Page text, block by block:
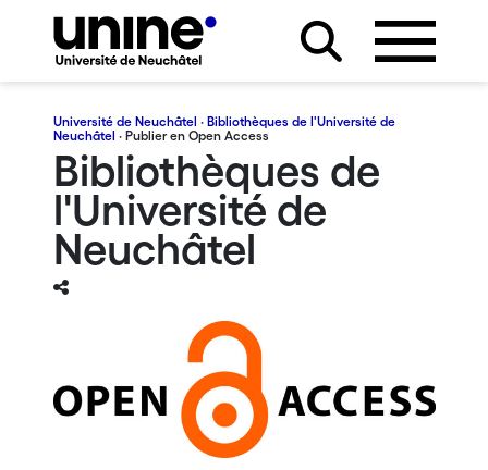
Université de Neuchâtel · Bibliothèques de l'Université de
Neuchâtel · Publier en Open Access
Bibliothèques de
l'Université de
Neuchâtel